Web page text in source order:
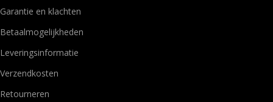
Garantie en klachten
Betaalmogelijkheden
Leveringsinformatie
Verzendkosten
Retourneren